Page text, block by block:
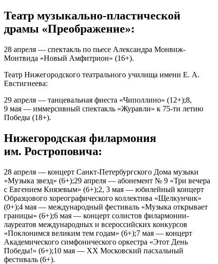
Театр музыкально-пластической
драмы «Преображение»:
28 апреля — спектакль по пьесе Александра Монвиж-
Монтвида «Новый Амфитрион» (16+).
Театр Нижегородского театрального училища имени Е. А.
Евстигнеева:
29 апреля — танцевальная фиеста «Чиполлино» (12+);8,
9 мая — иммерсивный спектакль «Журавли» к 75-ти летию
Победы (18+).
Нижегородская филармония
им. Ростроповича:
28 апреля — концерт Санкт-Петербургского Дома музыки
«Музыка звезд» (6+);29 апреля — абонемент № 9 «Три вечера
с Евгением Князевым» (6+);2, 3 мая — юбилейный концерт
Образцового хореографического коллектива «Щелкунчик»
(0+);4 мая — международный фестиваль «Музыка открывает
границы» (6+);6 мая — концерт солистов филармонии-
лауреатов международных и всероссийских конкурсов
«Поклонимся великим тем годам» (6+);7 мая — концерт
Академического симфонического оркестра «Этот День
Победы!» (6+);10 мая — ХХ Московский пасхальный
фестиваль (6+).